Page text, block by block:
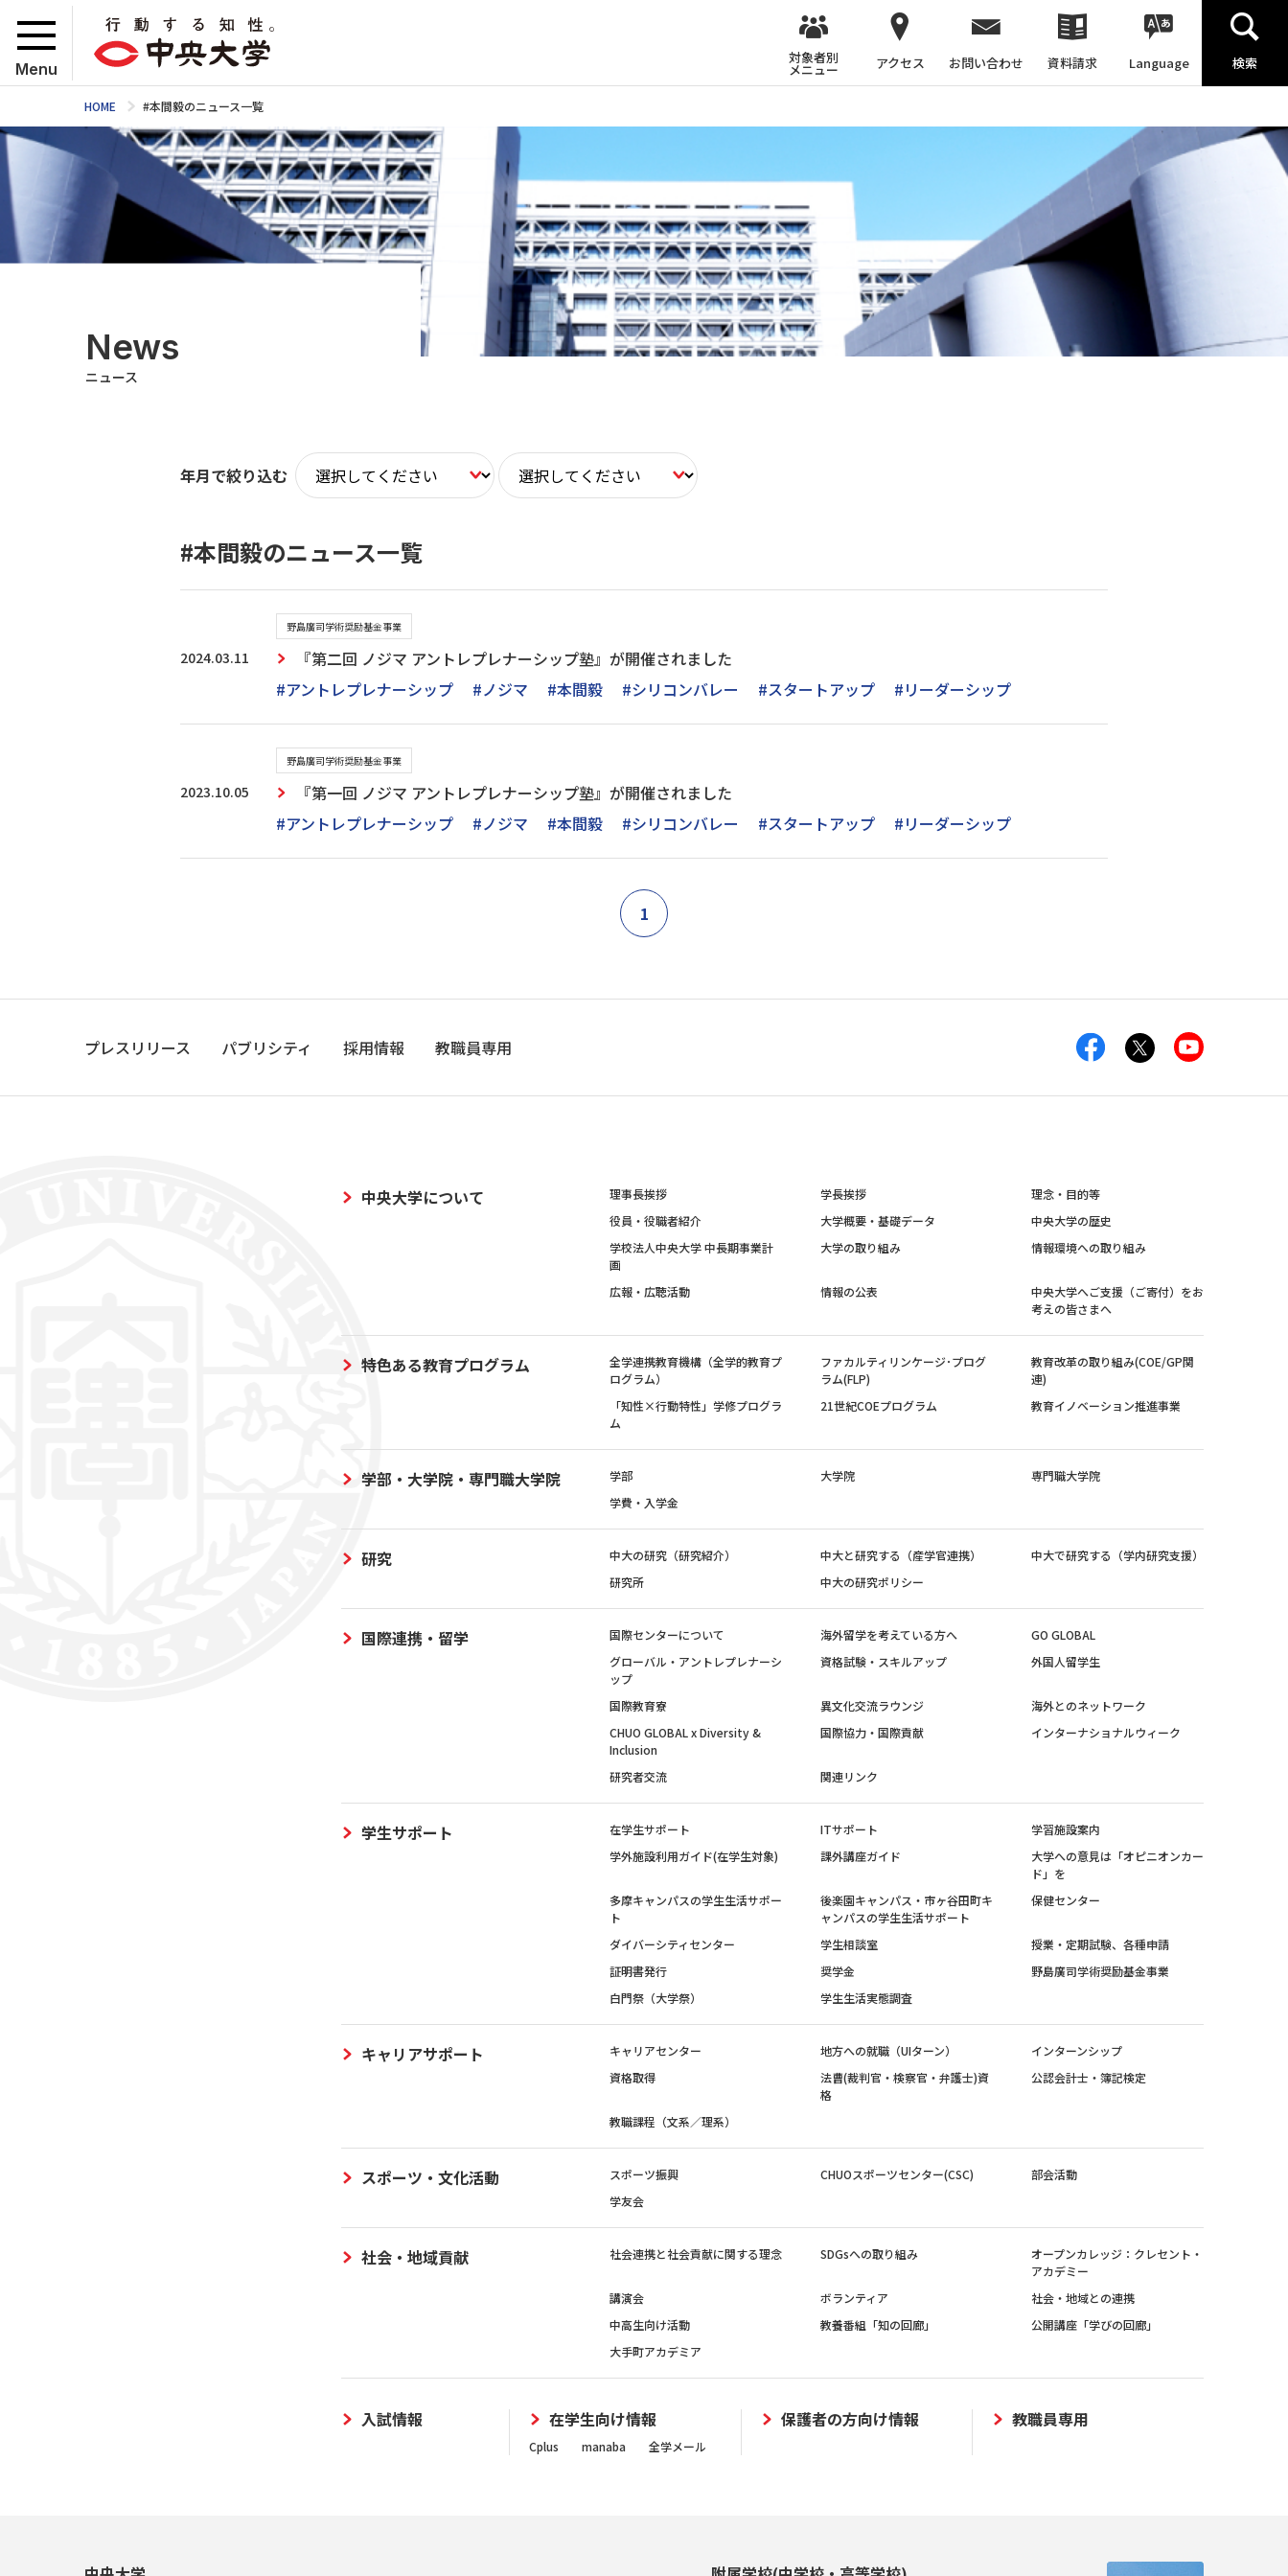
Menu
対象者別
メニュー アクセス お問い合わせ 資料請求 Language 検索
HOME #本間毅のニュース一覧
News
ニュース
年月で絞り込む
#本間毅のニュース一覧
2024.03.11
野島廣司学術奨励基金事業
『第二回 ノジマ アントレプレナーシップ塾』が開催されました
#アントレプレナーシップ
#ノジマ #本間毅 #シリコンバレー #スタートアップ #リーダーシップ
2023.10.05
野島廣司学術奨励基金事業
『第一回 ノジマ アントレプレナーシップ塾』が開催されました
#アントレプレナーシップ
#ノジマ #本間毅 #シリコンバレー #スタートアップ #リーダーシップ
1
プレスリリース パブリシティ 採用情報 教職員専用
中央大学について 理事長挨拶 学長挨拶
理念・目的等
役員・役職者紹介
大学概要・基礎データ
中央大学の歴史
学校法人中央大学 中長期事業計
画
大学の取り組み 情報環境への取り組み
広報・広聴活動 情報の公表
中央大学へご支援（ご寄付）をお
考えの皆さまへ
特色ある教育プログラム
全学連携教育機構（全学的教育プ
ログラム）
ファカルティリンケージ･プログ
ラム(FLP)
教育改革の取り組み(COE/GP関
連)
「知性×行動特性」学修プログラ
ム
21世紀COEプログラム 教育イノベーション推進事業
学部・大学院・専門職大学院 学部 大学院
専門職大学院
学費・入学金
研究 中大の研究（研究紹介） 中大と研究する（産学官連携）
中大で研究する（学内研究支援）
研究所
中大の研究ポリシー
国際連携・留学 国際センターについて 海外留学を考えている方へ
GO GLOBAL
グローバル・アントレプレナーシ
ップ
資格試験・スキルアップ 外国人留学生
国際教育寮 異文化交流ラウンジ
海外とのネットワーク
CHUO GLOBAL x Diversity &
Inclusion
国際協力・国際貢献 インターナショナルウィーク
研究者交流 関連リンク
学生サポート 在学生サポート ITサポート
学習施設案内
学外施設利用ガイド(在学生対象)
課外講座ガイド
大学への意見は「オピニオンカー
ド」を
多摩キャンパスの学生生活サポー
ト
後楽園キャンパス・市ヶ谷田町キ
ャンパスの学生生活サポート
保健センター
ダイバーシティセンター 学生相談室
授業・定期試験、各種申請
証明書発行
奨学金
野島廣司学術奨励基金事業
白門祭（大学祭）
学生生活実態調査
キャリアサポート キャリアセンター 地方への就職（UIターン）
インターンシップ
資格取得
法曹(裁判官・検察官・弁護士)資
格
公認会計士・簿記検定
教職課程（文系／理系）
スポーツ・文化活動 スポーツ振興 CHUOスポーツセンター(CSC)
部会活動
学友会
社会・地域貢献 社会連携と社会貢献に関する理念 SDGsへの取り組み
オープンカレッジ：クレセント・
アカデミー
講演会
ボランティア
社会・地域との連携
中高生向け活動
教養番組「知の回廊」
公開講座「学びの回廊」
大手町アカデミア
入試情報 在学生向け情報
Cplus manaba 全学メール
保護者の方向け情報 教職員専用